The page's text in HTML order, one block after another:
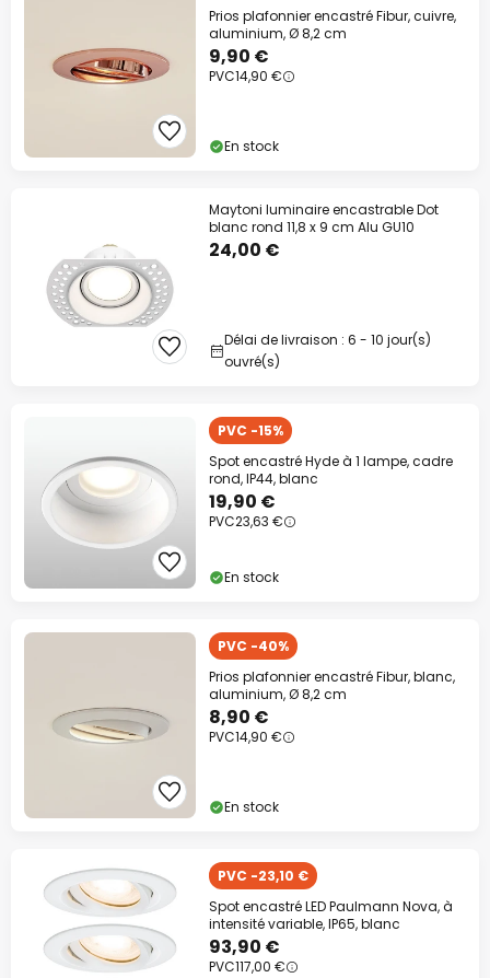
Prios plafonnier encastré Fibur, cuivre,
aluminium, Ø 8,2 cm
9,90 €
PVC14,90 €
En stock
Maytoni luminaire encastrable Dot
blanc rond 11,8 x 9 cm Alu GU10
24,00 €
Délai de livraison : 6 - 10 jour(s)
ouvré(s)
PVC -15%
Spot encastré Hyde à 1 lampe, cadre
rond, IP44, blanc
19,90 €
PVC23,63 €
En stock
PVC -40%
Prios plafonnier encastré Fibur, blanc,
aluminium, Ø 8,2 cm
8,90 €
PVC14,90 €
En stock
PVC -23,10 €
Spot encastré LED Paulmann Nova, à
intensité variable, IP65, blanc
93,90 €
PVC117,00 €